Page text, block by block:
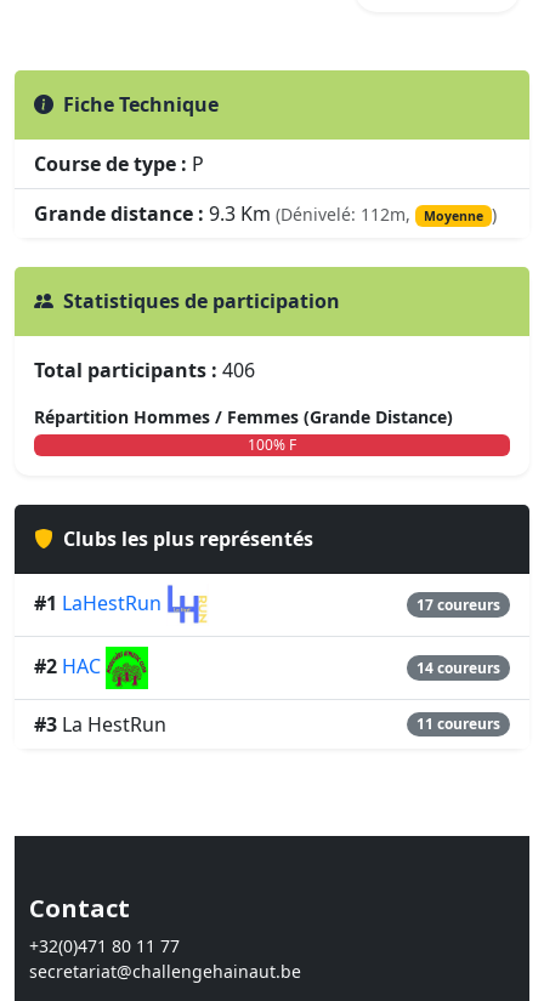
Fiche Technique
Course de type : P
Grande distance : 9.3 Km (Dénivelé: 112m, Moyenne )
Statistiques de participation
Total participants : 406
Répartition Hommes / Femmes (Grande Distance)
0% H 100% F
Clubs les plus représentés
#1 LaHestRun 17 coureurs
#2 HAC 14 coureurs
#3 La HestRun 11 coureurs
Contact
+32(0)471 80 11 77
secretariat@challengehainaut.be